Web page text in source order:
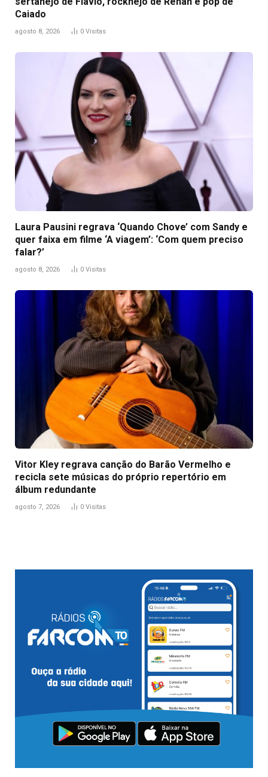
Caiado
agosto 8, 2026 0 Visitas
Laura Pausini regrava ‘Quando Chove’ com Sandy e
quer faixa em filme ‘A viagem’: ‘Com quem preciso
falar?’
agosto 8, 2026 0 Visitas
Vitor Kley regrava canção do Barão Vermelho e
recicla sete músicas do próprio repertório em
álbum redundante
agosto 7, 2026 0 Visitas